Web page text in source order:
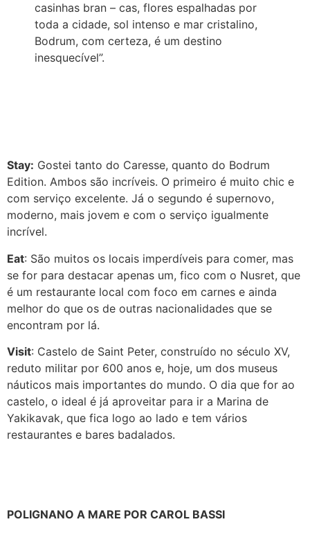
casinhas bran – cas, flores espalhadas por
toda a cidade, sol intenso e mar cristalino,
Bodrum, com certeza, é um destino
inesquecível”.
Stay: Gostei tanto do Caresse, quanto do Bodrum
Edition. Ambos são incríveis. O primeiro é muito chic e
com serviço excelente. Já o segundo é supernovo,
moderno, mais jovem e com o serviço igualmente
incrível.
Eat: São muitos os locais imperdíveis para comer, mas
se for para destacar apenas um, fico com o Nusret, que
é um restaurante local com foco em carnes e ainda
melhor do que os de outras nacionalidades que se
encontram por lá.
Visit: Castelo de Saint Peter, construído no século XV,
reduto militar por 600 anos e, hoje, um dos museus
náuticos mais importantes do mundo. O dia que for ao
castelo, o ideal é já aproveitar para ir a Marina de
Yakikavak, que fica logo ao lado e tem vários
restaurantes e bares badalados.
POLIGNANO A MARE POR CAROL BASSI